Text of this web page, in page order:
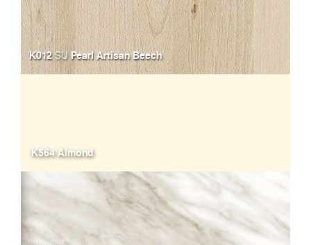
K012SUPearl Artisan Beech
K564 Almond